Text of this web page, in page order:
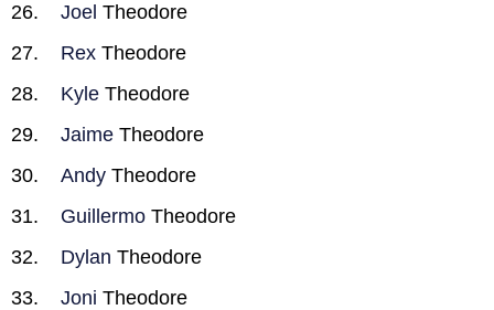
Joel Theodore
Rex Theodore
Kyle Theodore
Jaime Theodore
Andy Theodore
Guillermo Theodore
Dylan Theodore
Joni Theodore